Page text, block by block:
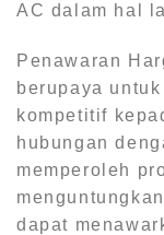
AC dalam hal
Penawaran
berupaya
kompetitif
hubungan
memperoleh
dapat